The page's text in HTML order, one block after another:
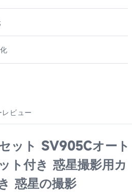
ビュー
ット SV905Cオート
ト付き 惑星撮影用カ
惑星の撮影